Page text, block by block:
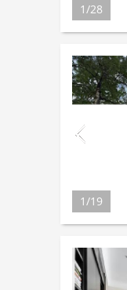
1/28
1/19